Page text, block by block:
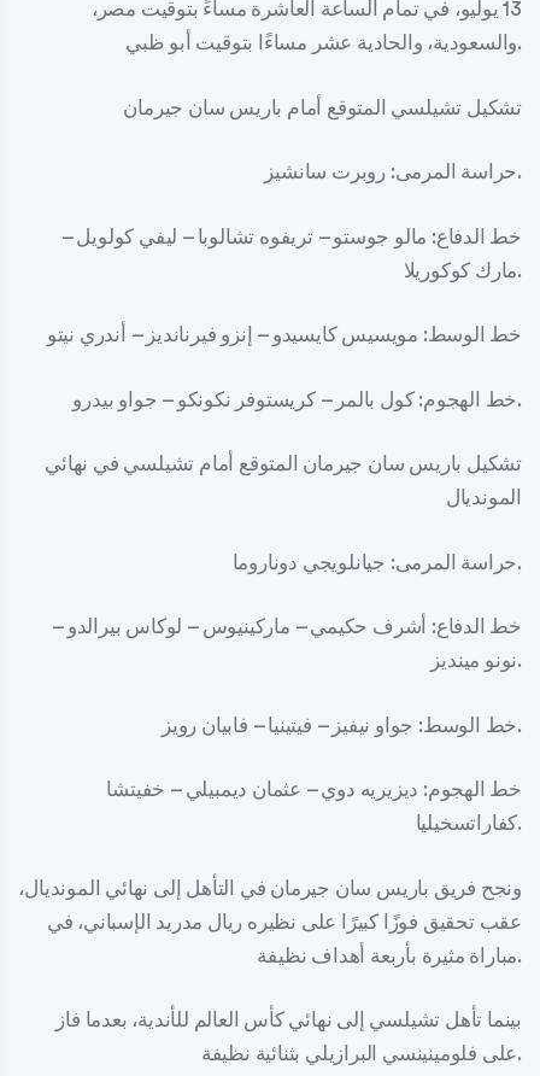
13 يوليو، في تمام الساعة العاشرة مساءً بتوقيت مصر،
والسعودية، والحادية عشر مساءًا بتوقيت أبو ظبي.
تشكيل تشيلسي المتوقع أمام باريس سان جيرمان
حراسة المرمى: روبرت سانشيز.
خط الدفاع: مالو جوستو – تريفوه تشالوبا – ليفي كولويل –
مارك كوكوريلا.
خط الوسط: مويسيس كايسيدو – إنزو فيرنانديز – أندري نيتو
خط الهجوم: كول بالمر – كريستوفر نكونكو – جواو بيدرو.
تشكيل باريس سان جيرمان المتوقع أمام تشيلسي في نهائي
المونديال
حراسة المرمى: جيانلويجي دوناروما.
خط الدفاع: أشرف حكيمي – ماركينيوس – لوكاس بيرالدو –
نونو مينديز.
خط الوسط: جواو نيفيز – فيتينيا – فابيان رويز.
خط الهجوم: ديزيريه دوي – عثمان ديمبيلي – خفيتشا
كفاراتسخيليا.
ونجح فريق باريس سان جيرمان في التأهل إلى نهائي المونديال،
عقب تحقيق فوزًا كبيرًا على نظيره ريال مدريد الإسباني، في
مباراة مثيرة بأربعة أهداف نظيفة.
بينما تأهل تشيلسي إلى نهائي كأس العالم للأندية، بعدما فاز
على فلومينينسي البرازيلي بثنائية نظيفة.